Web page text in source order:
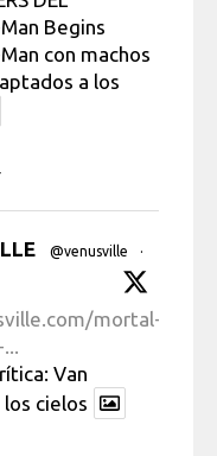
Begins
con machos
a los
@venusville
·
mortal-
Van
cielos